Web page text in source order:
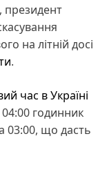
президент
на літній досі
.
час в Україні
годинник
03:00, що дасть